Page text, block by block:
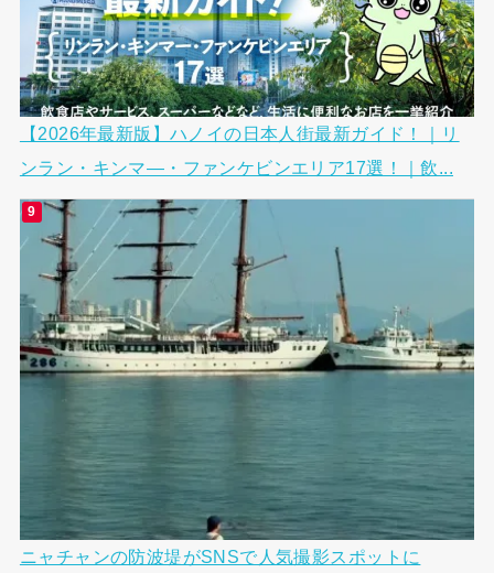
【2026年最新版】ハノイの日本人街最新ガイド！｜リ
ンラン・キンマ―・ファンケビンエリア17選！｜飲...
ニャチャンの防波堤がSNSで人気撮影スポットに